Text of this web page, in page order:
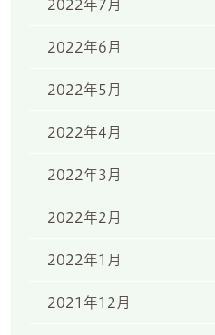
2022年7月
2022年6月
2022年5月
2022年4月
2022年3月
2022年2月
2022年1月
2021年12月